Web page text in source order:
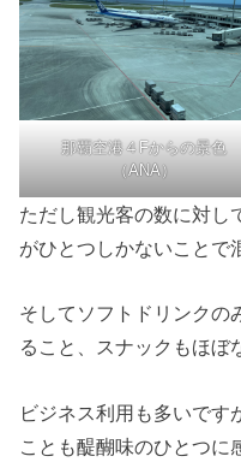
那覇空港４Fからの景色
（ANA）
ただし観光客の数に対し
がひとつしかないことで
そしてソフトドリンクの
ること、スナックもほぼ
ビジネス利用も多いです
ことも醍醐味のひとつに